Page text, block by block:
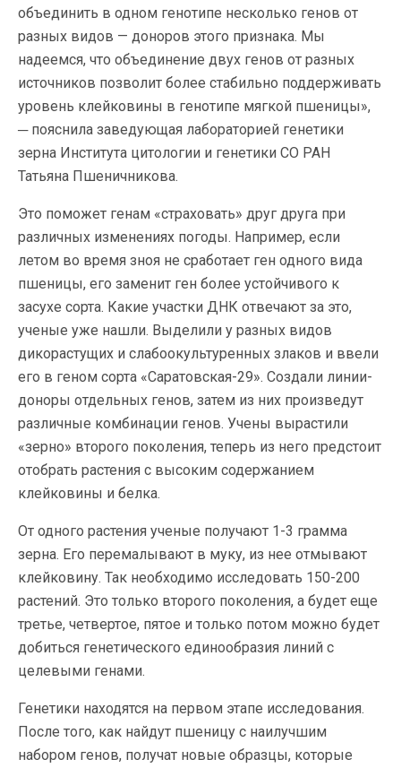
объединить в одном генотипе несколько генов от
разных видов — доноров этого признака. Мы
надеемся, что объединение двух генов от разных
источников позволит более стабильно поддерживать
уровень клейковины в генотипе мягкой пшеницы»,
─ пояснила заведующая лабораторией генетики
зерна Института цитологии и генетики СО РАН
Татьяна Пшеничникова.
Это поможет генам «страховать» друг друга при
различных изменениях погоды. Например, если
летом во время зноя не сработает ген одного вида
пшеницы, его заменит ген более устойчивого к
засухе сорта. Какие участки ДНК отвечают за это,
ученые уже нашли. Выделили у разных видов
дикорастущих и слабоокультуренных злаков и ввели
его в геном сорта «Саратовская-29». Создали линии-
доноры отдельных генов, затем из них произведут
различные комбинации генов. Учены вырастили
«зерно» второго поколения, теперь из него предстоит
отобрать растения с высоким содержанием
клейковины и белка.
От одного растения ученые получают 1-3 грамма
зерна. Его перемалывают в муку, из нее отмывают
клейковину. Так необходимо исследовать 150-200
растений. Это только второго поколения, а будет еще
третье, четвертое, пятое и только потом можно будет
добиться генетического единообразия линий с
целевыми генами.
Генетики находятся на первом этапе исследования.
После того, как найдут пшеницу с наилучшим
набором генов, получат новые образцы, которые